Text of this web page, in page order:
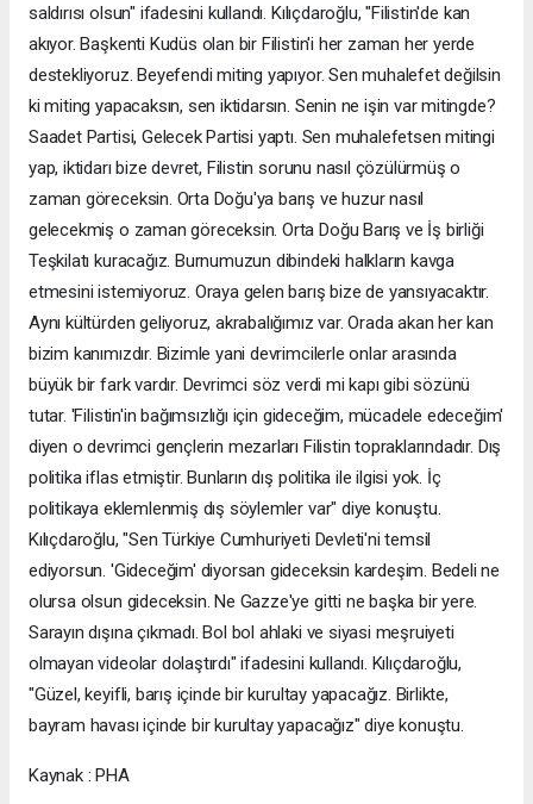
saldırısı olsun" ifadesini kullandı. Kılıçdaroğlu, "Filistin'de kan
akıyor. Başkenti Kudüs olan bir Filistin'i her zaman her yerde
destekliyoruz. Beyefendi miting yapıyor. Sen muhalefet değilsin
ki miting yapacaksın, sen iktidarsın. Senin ne işin var mitingde?
Saadet Partisi, Gelecek Partisi yaptı. Sen muhalefetsen mitingi
yap, iktidarı bize devret, Filistin sorunu nasıl çözülürmüş o
zaman göreceksin. Orta Doğu'ya barış ve huzur nasıl
gelecekmiş o zaman göreceksin. Orta Doğu Barış ve İş birliği
Teşkilatı kuracağız. Burnumuzun dibindeki halkların kavga
etmesini istemiyoruz. Oraya gelen barış bize de yansıyacaktır.
Aynı kültürden geliyoruz, akrabalığımız var. Orada akan her kan
bizim kanımızdır. Bizimle yani devrimcilerle onlar arasında
büyük bir fark vardır. Devrimci söz verdi mi kapı gibi sözünü
tutar. 'Filistin'in bağımsızlığı için gideceğim, mücadele edeceğim'
diyen o devrimci gençlerin mezarları Filistin topraklarındadır. Dış
politika iflas etmiştir. Bunların dış politika ile ilgisi yok. İç
politikaya eklemlenmiş dış söylemler var" diye konuştu.
Kılıçdaroğlu, "Sen Türkiye Cumhuriyeti Devleti'ni temsil
ediyorsun. 'Gideceğim' diyorsan gideceksin kardeşim. Bedeli ne
olursa olsun gideceksin. Ne Gazze'ye gitti ne başka bir yere.
Sarayın dışına çıkmadı. Bol bol ahlaki ve siyasi meşruiyeti
olmayan videolar dolaştırdı" ifadesini kullandı. Kılıçdaroğlu,
"Güzel, keyifli, barış içinde bir kurultay yapacağız. Birlikte,
bayram havası içinde bir kurultay yapacağız" diye konuştu.
Kaynak : PHA